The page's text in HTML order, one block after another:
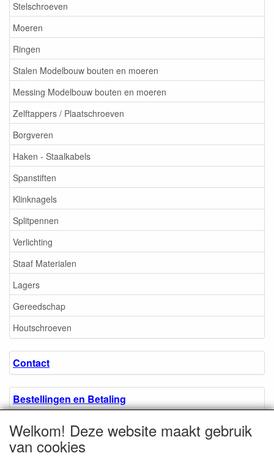
Stelschroeven
Moeren
Ringen
Stalen Modelbouw bouten en moeren
Messing Modelbouw bouten en moeren
Zelftappers / Plaatschroeven
Borgveren
Haken - Staalkabels
Spanstiften
Klinknagels
Splitpennen
Verlichting
Staaf Materialen
Lagers
Gereedschap
Houtschroeven
Contact
Bestellingen en Betaling
Algemene voorwaarden
Welkom! Deze website maakt gebruik
van cookies